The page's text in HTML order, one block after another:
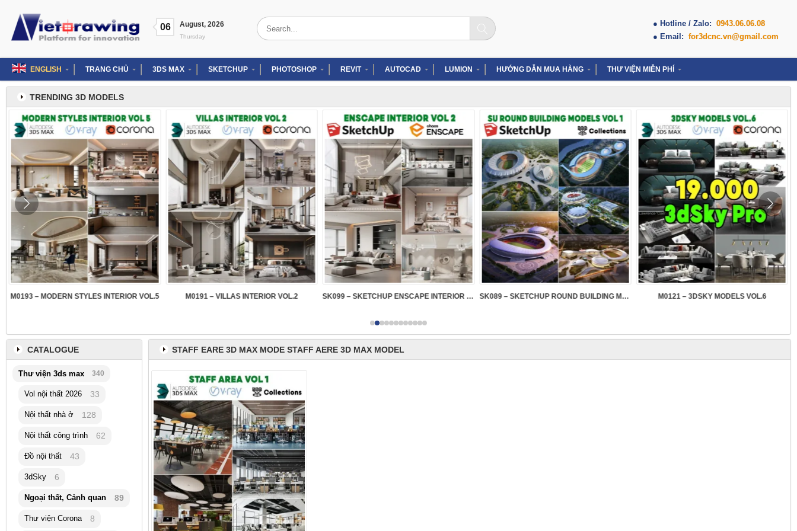
content
06 August, 2026
Thursday
Search
for:
● Hotline / Zalo: 0943.06.06.08
● Email: for3dcnc.vn@gmail.com
ENGLISH TRANG CHỦ 3DS MAX SKETCHUP PHOTOSHOP REVIT AUTOCAD LUMION HƯỚNG DẪN MUA HÀNG THƯ VIỆN MIỄN PHÍ
TRENDING 3D MODELS
M0193 – MODERN STYLES INTERIOR VOL.5 M0191 – VILLAS INTERIOR VOL.2 SK099 – SKETCHUP ENSCAPE INTERIOR VOL.2 SK089 – SKETCHUP ROUND BUILDING MODELS M0121 – 3DSKY MODELS VOL.6
STAFF EARE 3D MAX MODE STAFF AERE 3D MAX MODEL
CATALOGUE
Thư viện 3ds max 340
Vol nội thất 2026 33
Nội thất nhà ở 128
Nội thất công trình 62
Đồ nội thất 43
3dSky 6
Ngoại thất, Cảnh quan 89
Thư viện Corona 8